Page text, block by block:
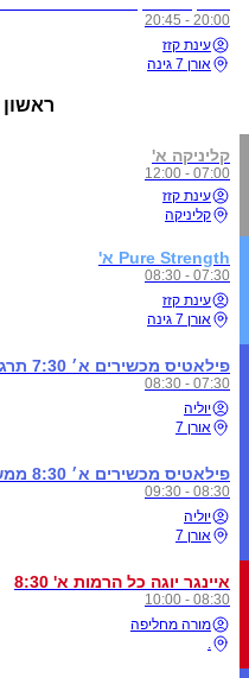
20:00 - 20:45
עינת קזז
אורן 7 גינה
ראשון
קליניקה א'
07:00 - 12:00
עינת קזז
קליניקה
Pure Strength א'
07:30 - 08:30
עינת קזז
אורן 7 גינה
פילאטיס מכשירים א׳ 7:30 תרגול רך
07:30 - 08:30
יוליה
אורן 7
פילאטיס מכשירים א׳ 8:30 ממשיכים
08:30 - 09:30
יוליה
אורן 7
איינגר יוגה כל הרמות א' 8:30
08:30 - 10:00
מורה מחליפה
.